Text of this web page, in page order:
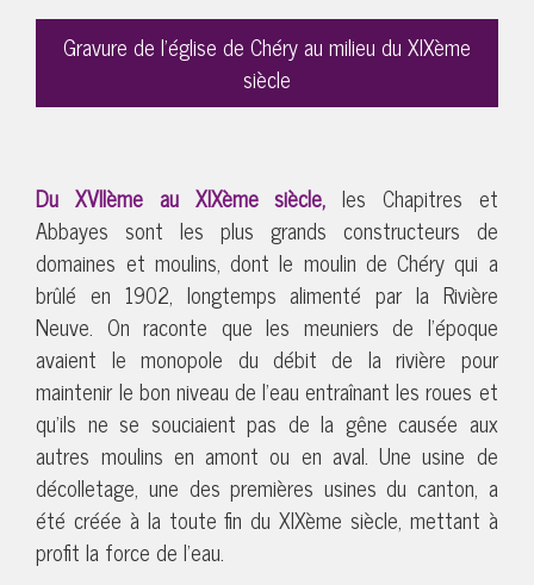
Gravure de l’église de Chéry au milieu du XIXème
siècle
Du XVIIème au XIXème siècle,les Chapitres et
Abbayes sont les plus grands constructeurs de
domaines et moulins, dont le moulin de Chéry qui a
brûlé en 1902, longtemps alimenté par la Rivière
Neuve. On raconte que les meuniers de l’époque
avaient le monopole du débit de la rivière pour
maintenir le bon niveau de l’eau entraînant les roues et
qu’ils ne se souciaient pas de la gêne causée aux
autres moulins en amont ou en aval. Une usine de
décolletage, une des premières usines du canton, a
été créée à la toute fin du XIXème siècle, mettant à
profit la force de l’eau.